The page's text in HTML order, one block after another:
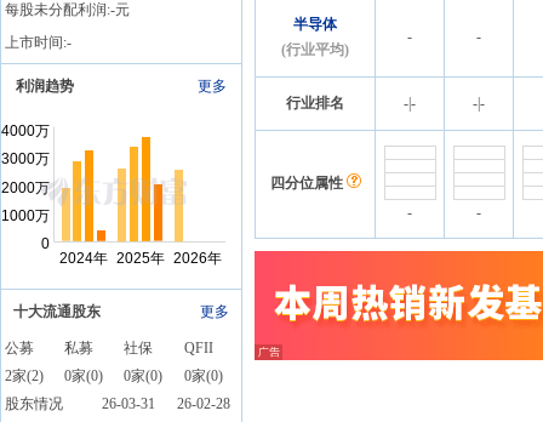
每股未分配利润:-元
上市时间:-
利润趋势 更多
十大流通股东 更多
公募 私募 社保
QFII
2家(2) 0家(0) 0家(0) 0家(0)
股东情况
26-03-31
26-02-28
半导体
(行业平均)
- -
行业排名 -- --
四分位属性
-
-